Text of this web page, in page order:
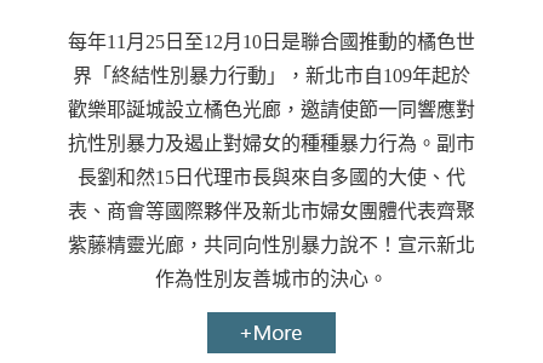
每年11月25日至12月10日是聯合國推動的橘色世
界「終結性別暴力行動」，新北市自109年起於
歡樂耶誕城設立橘色光廊，邀請使節一同響應對
抗性別暴力及遏止對婦女的種種暴力行為。副市
長劉和然15日代理市長與來自多國的大使、代
表、商會等國際夥伴及新北市婦女團體代表齊聚
紫藤精靈光廊，共同向性別暴力說不！宣示新北
作為性別友善城市的決心。